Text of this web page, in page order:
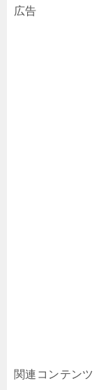
広告
関連コンテンツ